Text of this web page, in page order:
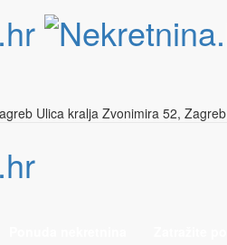
Ulica kralja Zvonimira 52, Zagreb